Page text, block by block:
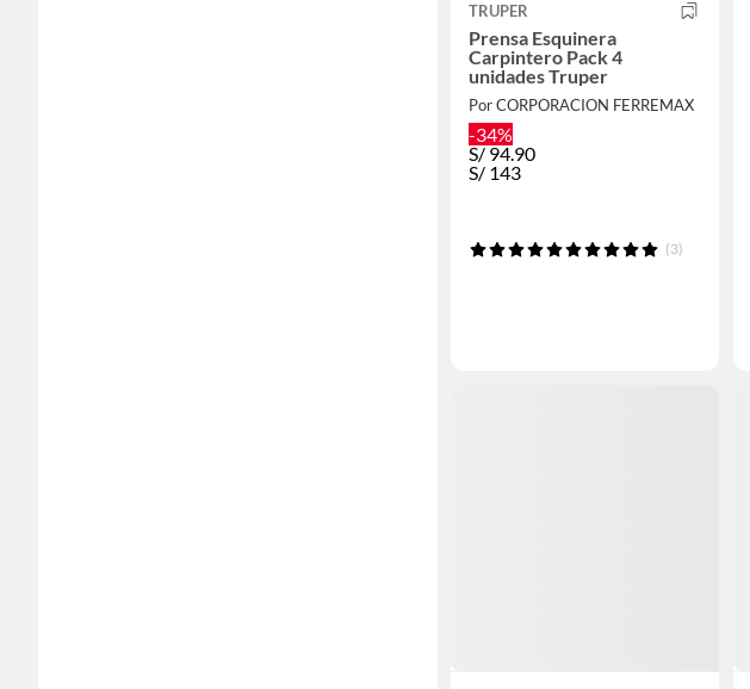
TRUPER
Prensa Esquinera
Carpintero Pack 4
unidades Truper
Por CORPORACION FERREMAX
-34%
S/ 94.90
S/ 143
(3)